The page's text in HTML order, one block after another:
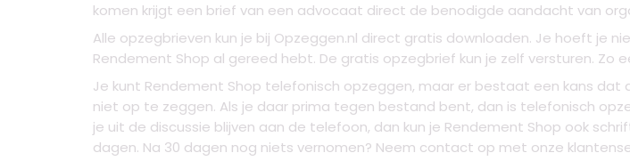
komen krijgt een brief van een advocaat direct de benodigde aandacht van
Alle opzegbrieven kun je bij Opzeggen.nl direct gratis downloaden. Je hoeft je
Rendement Shop al gereed hebt. De gratis opzegbrief kun je zelf versturen. Zo
Je kunt Rendement Shop telefonisch opzeggen, maar er bestaat een kans
niet op te zeggen. Als je daar prima tegen bestand bent, dan is telefonisch
je uit de discussie blijven aan de telefoon, dan kun je Rendement Shop ook
dagen. Na 30 dagen nog niets vernomen? Neem contact op met onze